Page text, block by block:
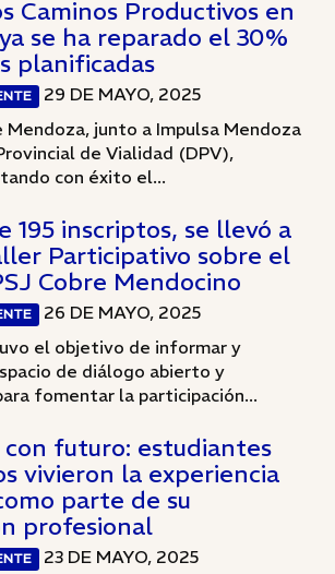
Caminos Productivos en
se ha reparado el 30%
planificadas
29 DE MAYO, 2025
Mendoza, junto a Impulsa Mendoza
de Vialidad (DPV),
con éxito el...
195 inscriptos, se llevó a
Participativo sobre el
Cobre Mendocino
26 DE MAYO, 2025
el objetivo de informar y
de diálogo abierto y
fomentar la participación...
con futuro: estudiantes
vivieron la experiencia
parte de su
profesional
23 DE MAYO, 2025